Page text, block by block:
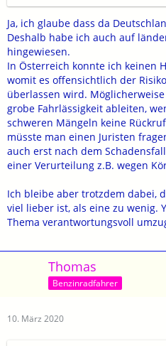
Ja, ich glaube dass da
Deshalb habe ich auch auf
hingewiesen.
In Österreich konnte ich keinen
womit es offensichtlich der
überlassen wird.
grobe Fahrlässigkeit ableiten,
schweren Mängeln keine
müsste man einen Juristen
auch erst nach dem
einer Verurteilung z.B. wegen
Ich bleibe aber trotzdem dabei,
viel lieber ist, als eine zu wenig.
Thema verantwortungsvoll
Thomas
Benzinradfahrer
10. März 2020